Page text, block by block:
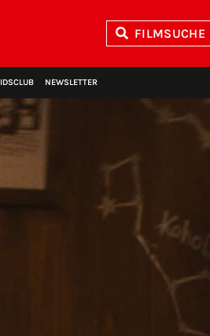
FILMSUCHE
NEWSLETTER